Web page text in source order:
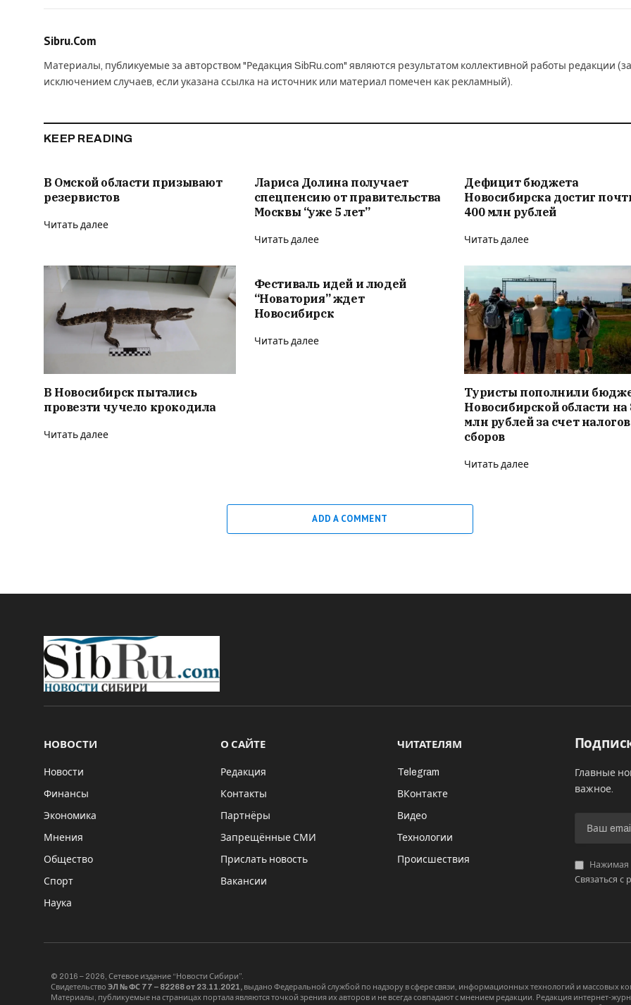
Sibru.Com
Материалы, публикуемые за авторством "Редакция SibRu.com" являются результатом коллективной работы редакции (за
исключением случаев, если указана ссылка на источник или материал помечен как рекламный).
KEEP READING
В Омской области призывают
резервистов
Читать далее
Лариса Долина получает
спецпенсию от правительства
Москвы “уже 5 лет”
Читать далее
Дефицит бюджета
Новосибирска достиг
400 млн рублей
Читать далее
В Новосибирск пытались
провезти чучело крокодила
Читать далее
Фестиваль идей и людей
“Новатория” ждет
Новосибирск
Читать далее
Туристы пополнили
Новосибирской области на
млн рублей за счет
сборов
Читать далее
ADD A COMMENT
НОВОСТИ
Новости
Финансы
Экономика
Мнения
Общество
Спорт
Наука
О САЙТЕ
Редакция
Контакты
Партнёры
Запрещённые СМИ
Прислать новость
Вакансии
ЧИТАТЕЛЯМ
Telegram
ВКонтакте
Видео
Технологии
Происшествия
Главные
важное.
Нажимая
Связаться с
© 2016 – 2026, Сетевое издание “Новости Сибири”.
Свидетельство ЭЛ № ФС 77 – 82268 от 23.11.2021, выдано Федеральной службой по надзору в сфере связи, информационных технологий и массовых
Материалы, публикуемые на страницах портала являются точкой зрения их авторов и не всегда совпадают с мнением редакции. Редакция интернет-